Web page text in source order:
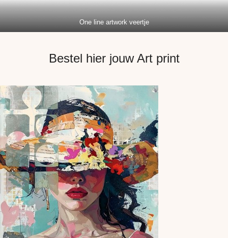
One line artwork veertje
Bestel hier jouw Art print